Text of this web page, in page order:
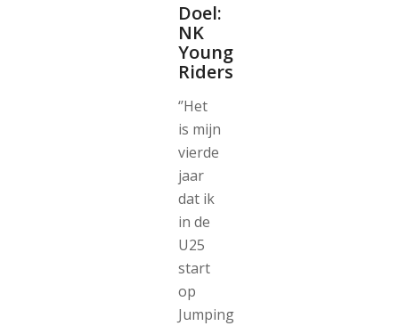
Doel:
NK
Young
Riders
‘’Het
is mijn
vierde
jaar
dat ik
in de
U25
start
op
Jumping